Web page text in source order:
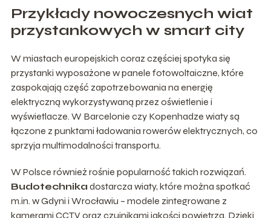
Przykłady nowoczesnych wiat
przystankowych w smart city
W miastach europejskich coraz częściej spotyka się
przystanki wyposażone w panele fotowoltaiczne, które
zaspokajają część zapotrzebowania na energię
elektryczną wykorzystywaną przez oświetlenie i
wyświetlacze. W Barcelonie czy Kopenhadze wiaty są
łączone z punktami ładowania rowerów elektrycznych, co
sprzyja multimodalności transportu.
W Polsce również rośnie popularność takich rozwiązań.
Budotechnika dostarcza wiaty, które można spotkać
m.in. w Gdyni i Wrocławiu – modele zintegrowane z
kamerami CCTV oraz czujnikami jakości powietrza. Dzięki